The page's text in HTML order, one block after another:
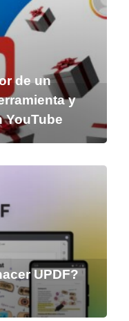
de un
y
YouTube
UPDF?